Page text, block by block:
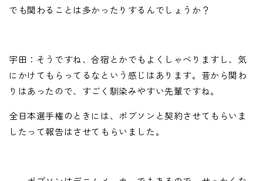
でも関わることは多かったりするんでしょうか？
宇田：そうですね、合宿とかでもよくしゃべりますし、気
にかけてもらってるなという感じはあります。昔から関わ
りはあったので、すごく馴染みやすい先輩ですね。
全日本選手権のときには、ボブソンと契約させてもらいま
したって報告はさせてもらいました。